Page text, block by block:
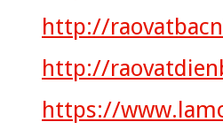
http://
http://
https://